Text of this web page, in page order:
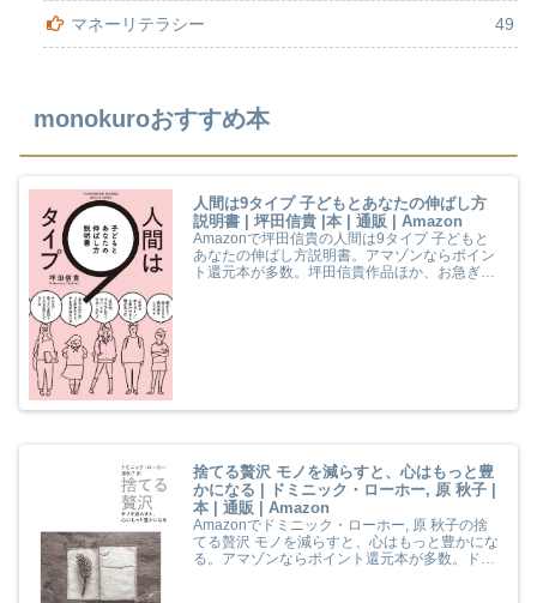
マネーリテラシー 49
monokuroおすすめ本
人間は9タイプ 子どもとあなたの伸ばし方
説明書 | 坪田信貴 |本 | 通販 | Amazon
Amazonで坪田信貴の人間は9タイプ 子どもと
あなたの伸ばし方説明書。アマゾンならポイン
ト還元本が多数。坪田信貴作品ほか、お急ぎ便
捨てる贅沢 モノを減らすと、心はもっと豊
かになる | ドミニック・ローホー, 原 秋子 |
本 | 通販 | Amazon
Amazonでドミニック・ローホー, 原 秋子の捨
てる贅沢 モノを減らすと、心はもっと豊かにな
る。アマゾンならポイント還元本が多数。ドミ